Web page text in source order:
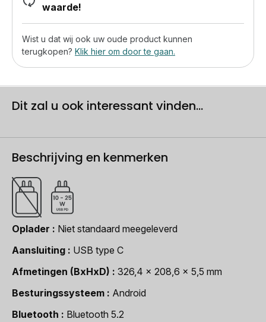
waarde!
Wist u dat wij ook uw oude product kunnen
terugkopen? Klik hier om door te gaan.
Dit zal u ook interessant vinden...
Beschrijving en kenmerken
Oplader
Niet standaard meegeleverd
Aansluiting
USB type C
Afmetingen (BxHxD)
326,4 x 208,6 x 5,5 mm
Besturingssysteem
Android
Bluetooth
Bluetooth 5.2